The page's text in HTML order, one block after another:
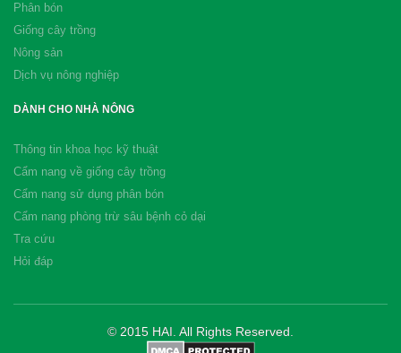
Phân bón
Giống cây trồng
Nông sản
Dịch vụ nông nghiệp
DÀNH CHO NHÀ NÔNG
Thông tin khoa học kỹ thuật
Cẩm nang về giống cây trồng
Cẩm nang sử dụng phân bón
Cẩm nang phòng trừ sâu bệnh cỏ dại
Tra cứu
Hỏi đáp
© 2015 HAI. All Rights Reserved.